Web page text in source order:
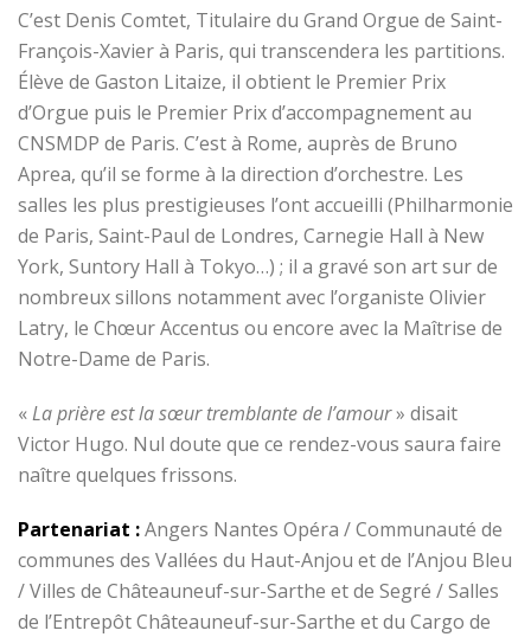
C’est Denis Comtet, Titulaire du Grand Orgue de Saint-
François-Xavier à Paris, qui transcendera les partitions.
Élève de Gaston Litaize, il obtient le Premier Prix
d’Orgue puis le Premier Prix d’accompagnement au
CNSMDP de Paris. C’est à Rome, auprès de Bruno
Aprea, qu’il se forme à la direction d’orchestre. Les
salles les plus prestigieuses l’ont accueilli (Philharmonie
de Paris, Saint-Paul de Londres, Carnegie Hall à New
York, Suntory Hall à Tokyo…) ; il a gravé son art sur de
nombreux sillons notamment avec l’organiste Olivier
Latry, le Chœur Accentus ou encore avec la Maîtrise de
Notre-Dame de Paris.
«La prière est la sœur tremblante de l’amour» disait
Victor Hugo. Nul doute que ce rendez-vous saura faire
naître quelques frissons.
Partenariat :Angers Nantes Opéra / Communauté de
communes des Vallées du Haut-Anjou et de l’Anjou Bleu
/ Villes de Châteauneuf-sur-Sarthe et de Segré / Salles
de l’Entrepôt Châteauneuf-sur-Sarthe et du Cargo de